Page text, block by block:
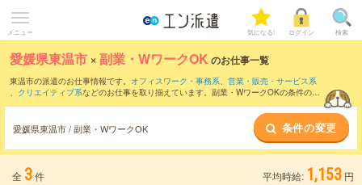
メニュー 気になる! ログイン 検索
愛媛県東温市 ×副業・WワークOK のお仕事一覧
東温市の派遣のお仕事情報です。 オフィスワーク・事務系、 営業・販売・サービス系
、 クリエイティブ系などのお仕事を取り揃えています。副業・WワークOKの条件の他
愛媛県東温市 / 副業・WワークOK 条件の変更
全 3件 平均時給: 1,153 円